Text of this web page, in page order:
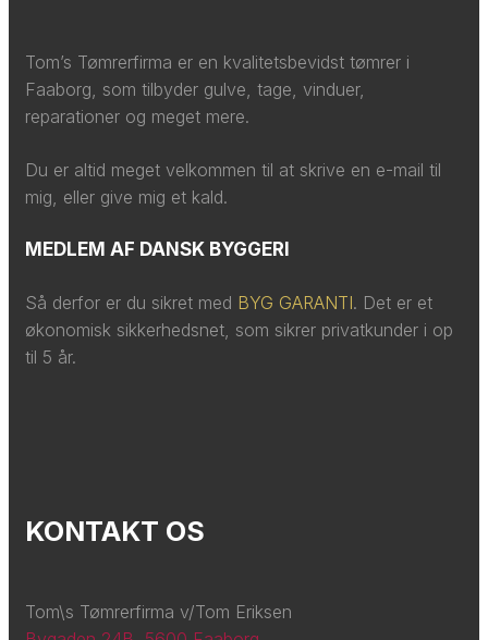
Tom’s Tømrerfirma er en kvalitetsbevidst tømrer i
Faaborg, som tilbyder gulve, tage, vinduer,
reparationer og meget mere.​​
​Du er altid meget velkommen til at skrive en e-mail til
mig, eller give mig et kald.​
MEDLEM AF DANSK BYGGERI
Så derfor er du sikret med BYG GARANTI. Det er et
økonomisk sikkerhedsnet, som sikrer privatkunder i op
til 5 år.
KONTAKT OS
Tom\s Tømrerfirma v/Tom Eriksen